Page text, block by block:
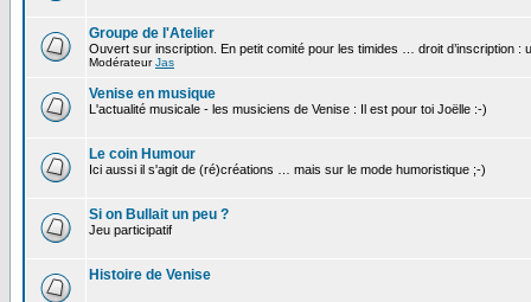
Groupe de l'Atelier
Ouvert sur inscription. En petit comité pour les timides … droit d’inscription :
ModérateurJas
Venise en musique
L'actualité musicale - les musiciens de Venise : Il est pour toi Joëlle :-)
Le coin Humour
Ici aussi il s'agit de (ré)créations … mais sur le mode humoristique ;-)
Si on Bullait un peu ?
Jeu participatif
Histoire de Venise